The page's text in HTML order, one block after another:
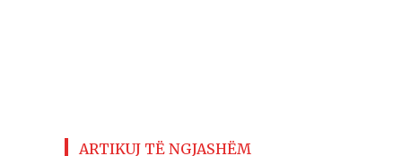
ARTIKUJ TË NGJASHËM